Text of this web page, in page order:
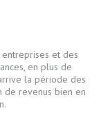
et des
en plus de
la période des
de revenus bien en